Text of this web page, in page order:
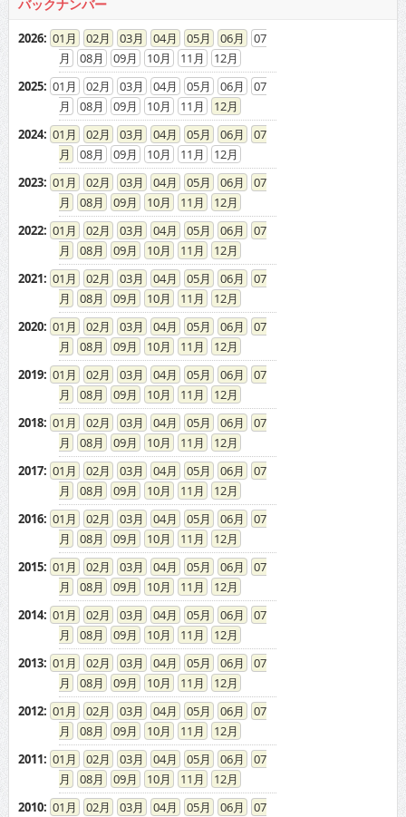
バックナンバー
2026: 01 02 03 04 05 06
07
08
09 10 11
12
2025: 01 02 03 04 05 06
07
08
09 10 11
12
2024: 01 02 03 04 05 06
07
08
09 10 11
12
2023: 01 02 03 04 05 06
07
08
09 10 11
12
2022: 01 02 03 04 05 06
07
08
09 10 11
12
2021: 01 02 03 04 05 06
07
08
09 10 11
12
2020: 01 02 03 04 05 06
07
08
09 10 11
12
2019: 01 02 03 04 05 06
07
08
09 10 11
12
2018: 01 02 03 04 05 06
07
08
09 10 11
12
2017: 01 02 03 04 05 06
07
08
09 10 11
12
2016: 01 02 03 04 05 06
07
08
09 10 11
12
2015: 01 02 03 04 05 06
07
08
09 10 11
12
2014: 01 02 03 04 05 06
07
08
09 10 11
12
2013: 01 02 03 04 05 06
07
08
09 10 11
12
2012: 01 02 03 04 05 06
07
08
09 10 11
12
2011: 01 02 03 04 05 06
07
08
09 10 11
12
2010: 01 02 03 04 05 06
07